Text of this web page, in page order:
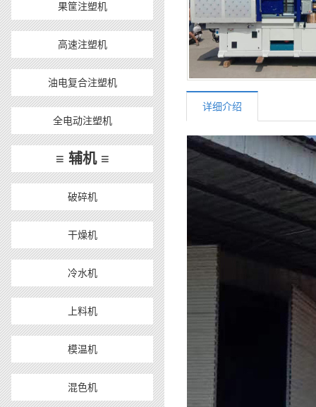
果筐注塑机
高速注塑机
油电复合注塑机
全电动注塑机
≡ 辅机 ≡
破碎机
干燥机
冷水机
上料机
模温机
混色机
详细介绍